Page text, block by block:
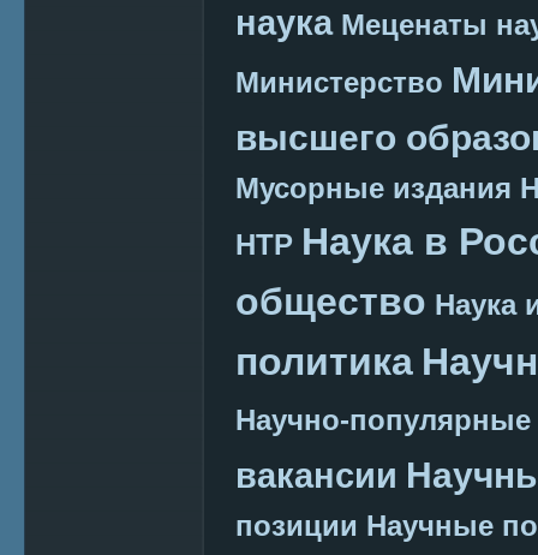
наука Меценаты
Министерство
высшего
Мусорные издания
НТР Наука в
общество Наука
политика
Научно-
вакансии
позиции Научные